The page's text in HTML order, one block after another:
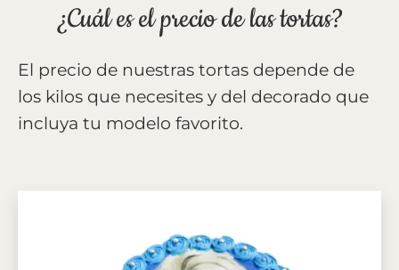
¿Cuál es el precio de las tortas?
El precio de nuestras tortas depende de
los kilos que necesites y del decorado que
incluya tu modelo favorito.